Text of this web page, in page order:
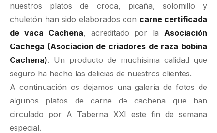
nuestros platos de croca, picaña, solomillo y
chuletón han sido elaborados con carne certificada
de vaca Cachena, acreditado por la Asociación
Cachega (Asociación de criadores de raza bobina
Cachena). Un producto de muchísima calidad que
seguro ha hecho las delicias de nuestros clientes.
A continuación os dejamos una galería de fotos de
algunos platos de carne de cachena que han
circulado por A Taberna XXI este fin de semana
especial.